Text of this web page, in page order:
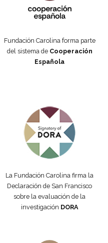
Fundación Carolina forma parte
del sistema de Cooperación
Española
La Fundación Carolina firma la
Declaración de San Francisco
sobre la evaluación de la
investigación DORA